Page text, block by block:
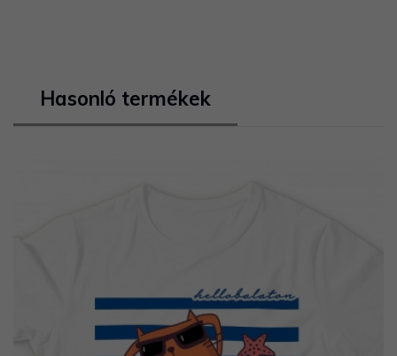
Hasonló termékek